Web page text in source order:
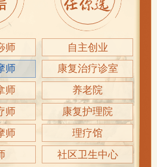
师
师
师
师
师
自主创业
康复治疗诊室
养老院
康复护理院
理疗馆
社区卫生中心